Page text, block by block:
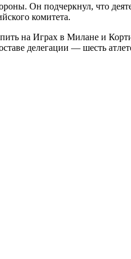
Он подчеркнул, что
комитета.
на Играх в Милане и
делегации — шесть